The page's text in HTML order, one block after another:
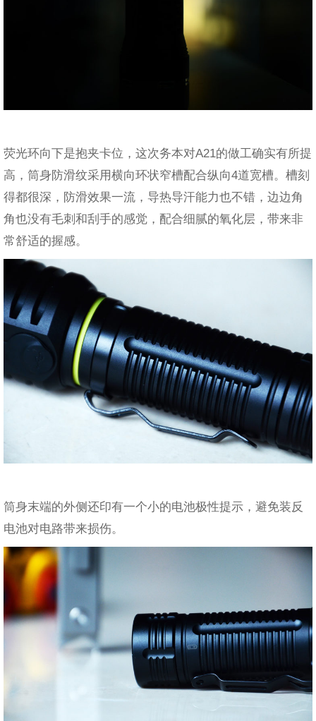
荧光环向下是抱夹卡位，这次务本对A21的做工确实有所提
高，筒身防滑纹采用横向环状窄槽配合纵向4道宽槽。槽刻
得都很深，防滑效果一流，导热导汗能力也不错，边边角
角也没有毛刺和刮手的感觉，配合细腻的氧化层，带来非
常舒适的握感。
筒身末端的外侧还印有一个小的电池极性提示，避免装反
电池对电路带来损伤。